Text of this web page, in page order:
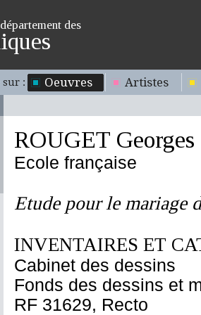
des
sur : Oeuvres Artistes
ROUGET Georges
Ecole française
Etude pour le mariage
INVENTAIRES ET
Cabinet des dessins
Fonds des dessins et
RF 31629, Recto